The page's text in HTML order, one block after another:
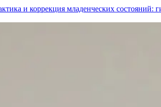
и коррекция младенческих состояний: